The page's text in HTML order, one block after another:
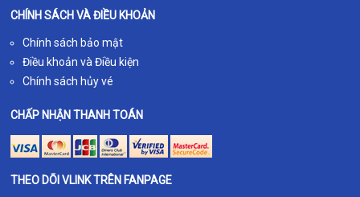
CHÍNH SÁCH VÀ ĐIỀU KHOẢN
Chính sách bảo mật
Điều khoản và Điều kiện
Chính sách hủy vé
CHẤP NHẬN THANH TOÁN
THEO DÕI VLINK TRÊN FANPAGE